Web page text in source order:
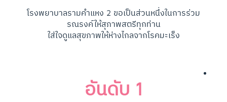
โรงพยาบาลรามคำแหง 2 ขอเป็นส่วนหนึ่งในการร่วม
รณรงค์ให้สุภาพสตรีทุกท่าน
ใส่ใจดูแลสุขภาพให้ห่างไกลจากโรคมะเร็ง
อันดับ 1